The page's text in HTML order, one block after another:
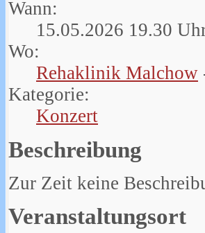
Wann:
15.05.2026 19.30
Wo:
Rehaklinik Malchow
Kategorie:
Konzert
Beschreibung
Zur Zeit keine
Veranstaltungsort